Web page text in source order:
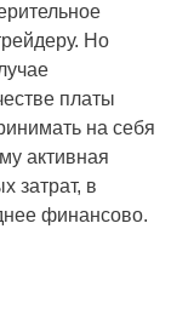
Но
платы
на себя
активная
затрат, в
финансово.